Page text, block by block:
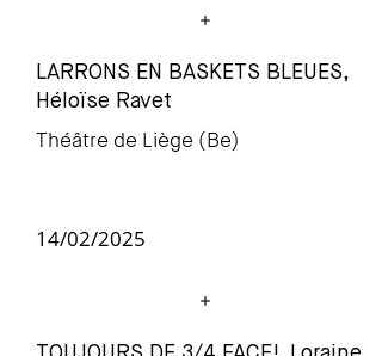
LARRONS EN BASKETS BLEUES,
Héloïse Ravet
Théâtre de Liège (Be)
14/02/2025